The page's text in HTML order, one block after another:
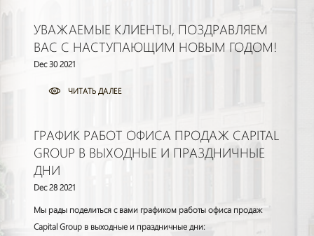
УВАЖАЕМЫЕ КЛИЕНТЫ, ПОЗДРАВЛЯЕМ
ВАС С НАСТУПАЮЩИМ НОВЫМ ГОДОМ!
Dec 30 2021
ЧИТАТЬ ДАЛЕЕ
ГРАФИК РАБОТ ОФИСА ПРОДАЖ CAPITAL
GROUP В ВЫХОДНЫЕ И ПРАЗДНИЧНЫЕ
ДНИ
Dec 28 2021
Мы рады поделиться с вами графиком работы офиса продаж
Capital Group в выходные и праздничные дни: